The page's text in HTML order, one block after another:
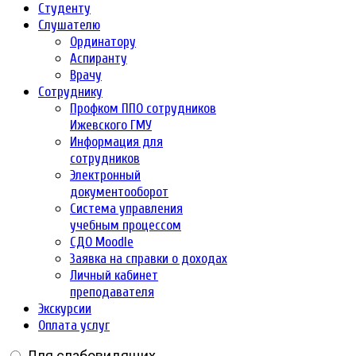
Студенту
Слушателю
Ординатору
Аспиранту
Врачу
Сотруднику
Профком ППО сотрудников
Ижевского ГМУ
Информация для
сотрудников
Электронный
документооборот
Система управления
учебным процессом
СДО Moodle
Заявка на справки о доходах
Личный кабинет
преподавателя
Экскурсии
Оплата услуг